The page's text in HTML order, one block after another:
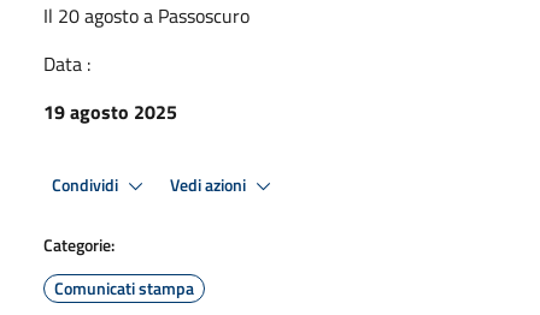
Il 20 agosto a Passoscuro
Data :
19 agosto 2025
Condividi Vedi azioni
Categorie:
Comunicati stampa